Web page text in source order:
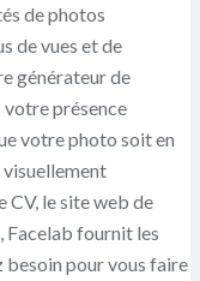
de photos
de vues et de
générateur de
présence
votre photo soit en
le site web de
fournit les
besoin pour vous faire